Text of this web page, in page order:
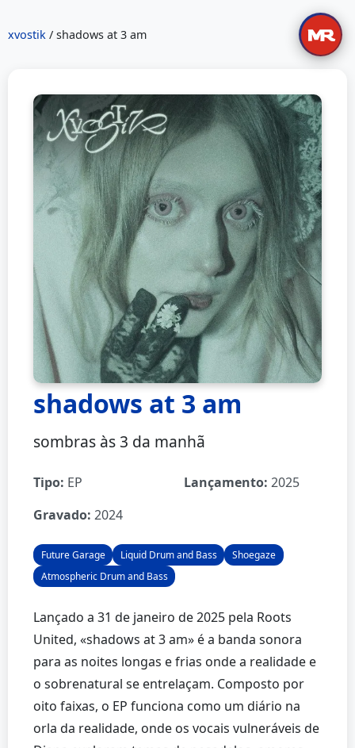
xvostik / shadows at 3 am
shadows at 3 am
sombras às 3 da manhã
Tipo: EP Lançamento: 2025
Gravado: 2024
Future Garage Liquid Drum and Bass
Shoegaze
Atmospheric Drum and Bass
Lançado a 31 de janeiro de 2025 pela Roots
United, «shadows at 3 am» é a banda sonora
para as noites longas e frias onde a realidade e
o sobrenatural se entrelaçam. Composto por
oito faixas, o EP funciona como um diário na
orla da realidade, onde os vocais vulneráveis de